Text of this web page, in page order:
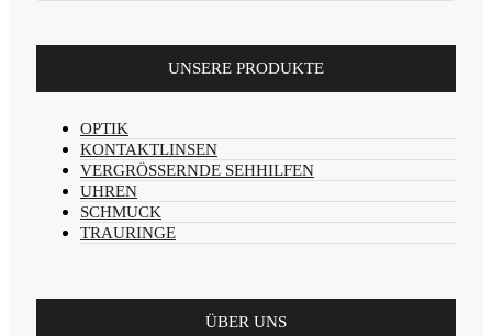
UNSERE PRODUKTE
OPTIK
KONTAKTLINSEN
VERGRÖSSERNDE SEHHILFEN
UHREN
SCHMUCK
TRAURINGE
ÜBER UNS